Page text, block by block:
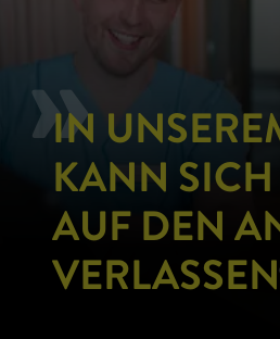
»
IN
KANN SICH
AUF DEN